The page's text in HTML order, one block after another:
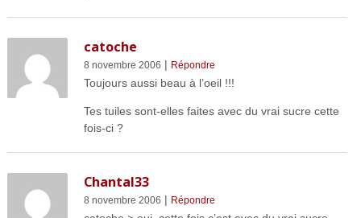
catoche
8 novembre 2006 | Répondre
Toujours aussi beau à l’oeil !!!
Tes tuiles sont-elles faites avec du vrai sucre cette
fois-ci ?
Chantal33
8 novembre 2006 | Répondre